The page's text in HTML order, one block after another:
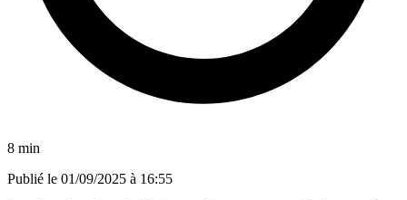
8 min
Publié le 01/09/2025 à 16:55